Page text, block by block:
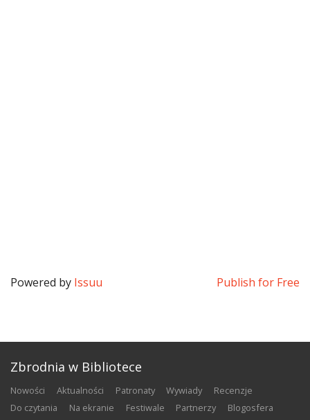
Powered by Issuu Publish for Free
Zbrodnia w Bibliotece
nowości aktualności patronaty wywiady
recenzje
do czytania
na ekranie festiwale partnerzy
blogosfera